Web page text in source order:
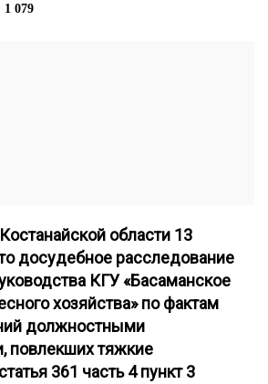
1 079
области 13
досудебное расследование
КГУ «Басаманское
хозяйства» по фактам
должностными
повлекших тяжкие
361 часть 4 пункт 3